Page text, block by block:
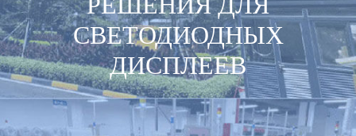
СВЕТОДИОДНЫХ
ДИСПЛЕЕВ